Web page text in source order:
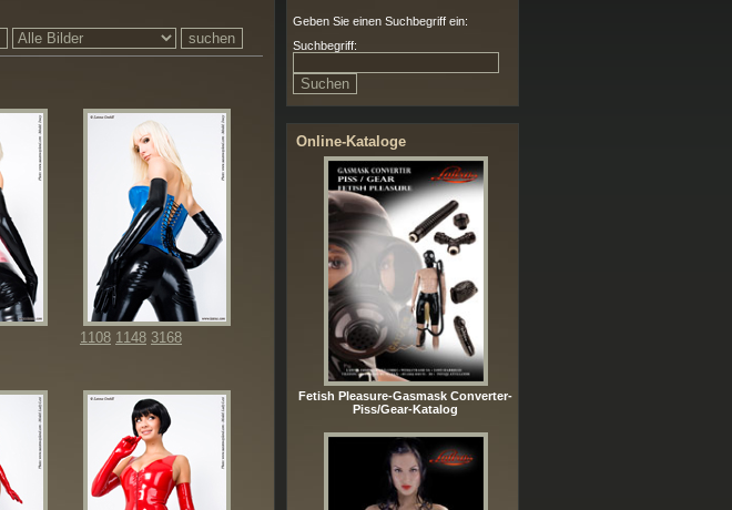
1108 1148 3168
Geben Sie einen Suchbegriff ein:
Suchbegriff:
Online-Kataloge
Fetish Pleasure-Gasmask Converter-
Piss/Gear-Katalog